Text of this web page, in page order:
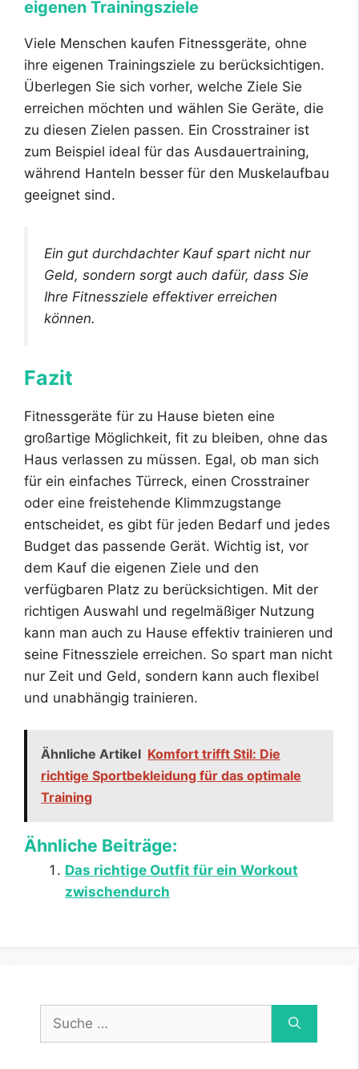
eigenen Trainingsziele
Viele Menschen kaufen Fitnessgeräte, ohne
ihre eigenen Trainingsziele zu berücksichtigen.
Überlegen Sie sich vorher, welche Ziele Sie
erreichen möchten und wählen Sie Geräte, die
zu diesen Zielen passen. Ein Crosstrainer ist
zum Beispiel ideal für das Ausdauertraining,
während Hanteln besser für den Muskelaufbau
geeignet sind.
Ein gut durchdachter Kauf spart nicht nur
Geld, sondern sorgt auch dafür, dass Sie
Ihre Fitnessziele effektiver erreichen
können.
Fazit
Fitnessgeräte für zu Hause bieten eine
großartige Möglichkeit, fit zu bleiben, ohne das
Haus verlassen zu müssen. Egal, ob man sich
für ein einfaches Türreck, einen Crosstrainer
oder eine freistehende Klimmzugstange
entscheidet, es gibt für jeden Bedarf und jedes
Budget das passende Gerät. Wichtig ist, vor
dem Kauf die eigenen Ziele und den
verfügbaren Platz zu berücksichtigen. Mit der
richtigen Auswahl und regelmäßiger Nutzung
kann man auch zu Hause effektiv trainieren und
seine Fitnessziele erreichen. So spart man nicht
nur Zeit und Geld, sondern kann auch flexibel
und unabhängig trainieren.
Ähnliche Artikel Komfort trifft Stil: Die
richtige Sportbekleidung für das optimale
Training
Ähnliche Beiträge:
Das richtige Outfit für ein Workout
zwischendurch
Suche